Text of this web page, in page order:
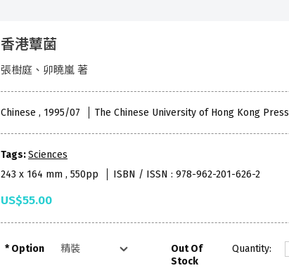
香港蕈菌
張樹庭、卯曉嵐 著
Chinese , 1995/07 The Chinese University of Hong Kong Press
Tags:Sciences
243 x 164 mm , 550pp
ISBN / ISSN : 978-962-201-626-2
US$55.00
Option
Out Of
Stock
Quantity: